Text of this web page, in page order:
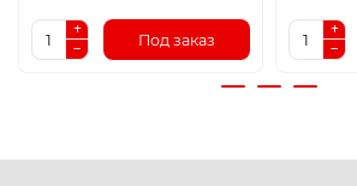
Под заказ